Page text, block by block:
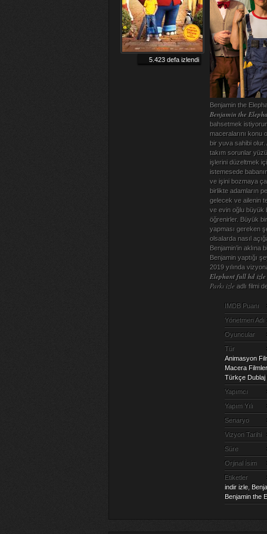
5.423 defa izlendi
Benjamin the
Benjamin the
bahsetmek
maceralarını konu
bir yuva sahibi olur.
takım sorunlar
işlerini düzeltmek
istemesede
ve işini bozmaya
birlikte adamların
gelecek ve ailenin
ve evin oğlu büyük
öğrenirler. Büyük
yapması gereken
olsalarda nasıl
Benjamin’in
Benjamin yaptığı
2019 yılında
Elephant full hd izle
Parkı izleadlı filmi
IMDB Puanı
Yönetmen Adı
Oyuncular
Tür
Animasyon
Macera
Türkçe Dublaj
Yapımcı
Yapım Yılı
Senaryo
Vizyon Tarihi
Süre
Orjinal İsim
Etiketler
indir izle,
Benjamin the